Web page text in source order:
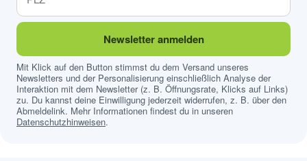
Newsletter anmelden
Mit Klick auf den Button stimmst du dem Versand unseres
Newsletters und der Personalisierung einschließlich Analyse der
Interaktion mit dem Newsletter (z. B. Öffnungsrate, Klicks auf Links)
zu. Du kannst deine Einwilligung jederzeit widerrufen, z. B. über den
Abmeldelink. Mehr Informationen findest du in unseren
Datenschutzhinweisen.